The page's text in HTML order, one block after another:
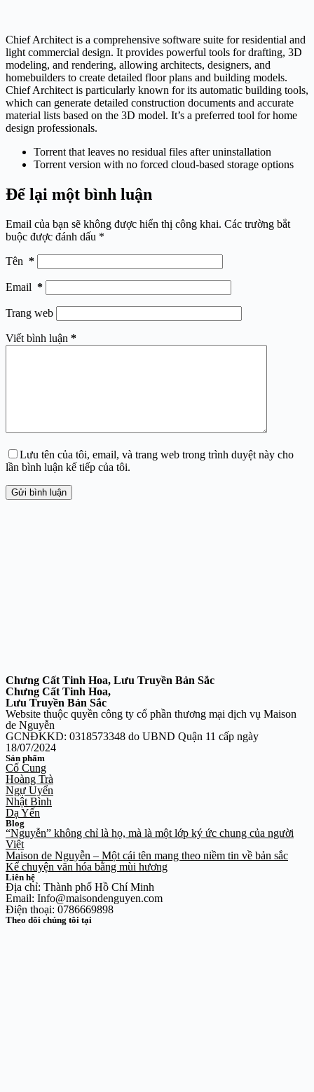
Chief Architect is a comprehensive software suite for residential and
light commercial design. It provides powerful tools for drafting, 3D
modeling, and rendering, allowing architects, designers, and
homebuilders to create detailed floor plans and building models.
Chief Architect is particularly known for its automatic building tools,
which can generate detailed construction documents and accurate
material lists based on the 3D model. It’s a preferred tool for home
design professionals.
Torrent that leaves no residual files after uninstallation
Torrent version with no forced cloud-based storage options
Để lại một bình luận
Email của bạn sẽ không được hiển thị công khai. Các trường bắt
buộc được đánh dấu *
Tên *
Email *
Trang web
Viết bình luận *
Lưu tên của tôi, email, và trang web trong trình duyệt này cho
lần bình luận kế tiếp của tôi.
Gửi bình luận
Chưng Cất Tinh Hoa, Lưu Truyền Bản Sắc
Chưng Cất Tinh Hoa,
Lưu Truyền Bản Sắc
Website thuộc quyền công ty cổ phần thương mại dịch vụ Maison
de Nguyễn
GCNĐKKD: 0318573348 do UBND Quận 11 cấp ngày
18/07/2024
Sản phẩm
Cố Cung
Hoàng Trà
Ngự Uyển
Nhật Bình
Dạ Yến
Blog
“Nguyễn” không chỉ là họ, mà là một lớp ký ức chung của người
Việt
Maison de Nguyễn – Một cái tên mang theo niềm tin về bản sắc
Kể chuyện văn hóa bằng mùi hương
Liên hệ
Địa chỉ: Thành phố Hồ Chí Minh
Email: Info@maisondenguyen.com
Điện thoại: 0786669898
Theo dõi chúng tôi tại